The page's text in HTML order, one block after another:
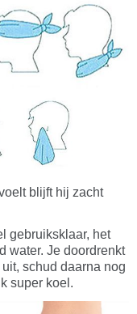
blijft hij zacht
gebruiksklaar, het
water. Je doordrenkt
schud daarna nog
super koel.